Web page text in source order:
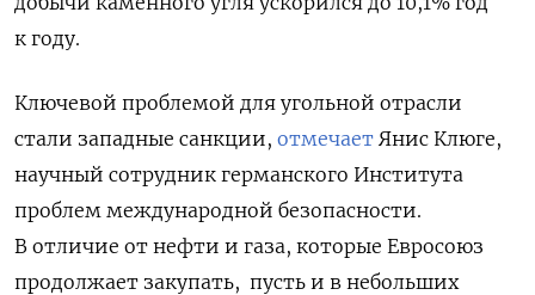
к году.
Ключевой проблемой для угольной отрасли
стали западные санкции, отмечает Янис Клюге,
научный сотрудник германского Института
проблем международной безопасности.
В отличие от нефти и газа, которые Евросоюз
продолжает закупать, пусть и в небольших